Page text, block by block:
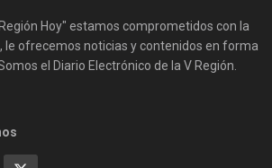
Hoy" estamos comprometidos con la
le ofrecemos noticias y contenidos en forma
el Diario Electrónico de la V Región.